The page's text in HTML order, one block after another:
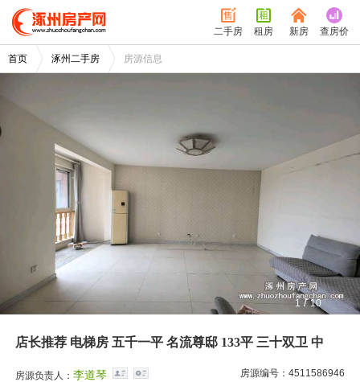
二手房 租房 新房 查房价
首页 涿州二手房 房源信息
1/10
店长推荐 电梯房 五千一平 名流尊邸 133平 三十双卫 中
房源负责人：李道琴 房源编号：4511586946